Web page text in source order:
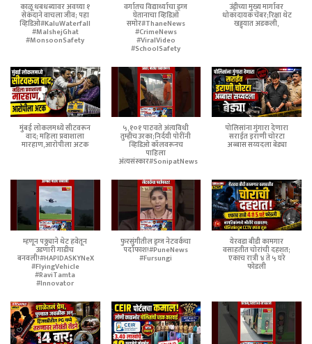
काळू धबधब्यावर अवघ्या १
सेकंदाने वाचला जीव; पहा
व्हिडिओ#KaluWaterfall
#MalshejGhat
#MonsoonSafety
वर्गातच विद्यार्थ्याचा ड्रग्ज
घेतानाचा व्हिडिओ
समोर#ThaneNews
#CrimeNews
#ViralVideo
#SchoolSafety
उंड्रीच्या मुख्य मार्गावर
धोकादायक चेंबर;रिक्षा थेट
खड्ड्यात अडकली,
मुंबई लोकलमध्ये सीटवरून
वाद; महिला प्रवाशाला
मारहाण,आरोपीला अटक
५,१०१ पाठवते अंत्यविधी
तुम्हीच उरका;निर्दयी पोरींनी
व्हिडिओ कॉलवरूनच
पाहिला
अंत्यसंस्कार#SonipatNews
पोलिसांना गुंगारा देणारा
सराईत इराणी चोरटा
अब्बास सय्यदला बेड्या
म्हणून पठ्ठ्याने थेट हवेतून
उडणारी गाडीच
बनवली!#HAPIDASKYNeX
#FlyingVehicle
#RaviTamta
#Innovator
फुरसुंगीतील ड्रग्ज नेटवर्कचा
पर्दाफाश!#PuneNews
#Fursungi
येरवडा बीडी कामगार
वसाहतीत चोरांची दहशत;
एकाच रात्री ४ ते ५ घरे
फोडली